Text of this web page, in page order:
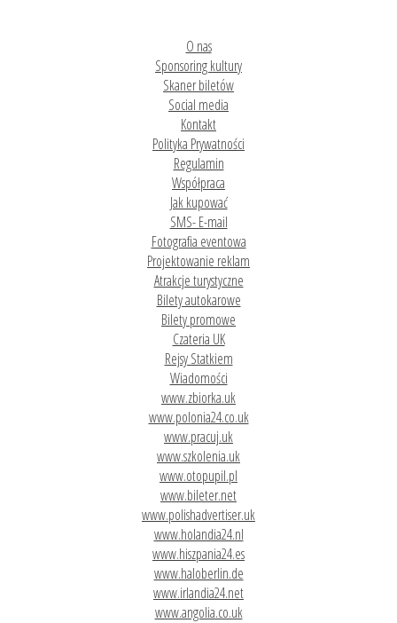
O nas
Sponsoring kultury
Skaner biletów
Social media
Kontakt
Polityka Prywatności
Regulamin
Współpraca
Jak kupować
SMS- E-mail
Fotografia eventowa
Projektowanie reklam
Atrakcje turystyczne
Bilety autokarowe
Bilety promowe
Czateria UK
Rejsy Statkiem
Wiadomości
www.zbiorka.uk
www.polonia24.co.uk
www.pracuj.uk
www.szkolenia.uk
www.otopupil.pl
www.bileter.net
www.polishadvertiser.uk
www.holandia24.nl
www.hiszpania24.es
www.haloberlin.de
www.irlandia24.net
www.angolia.co.uk